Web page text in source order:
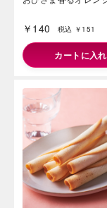
￥140 税込 ￥151
カートに入